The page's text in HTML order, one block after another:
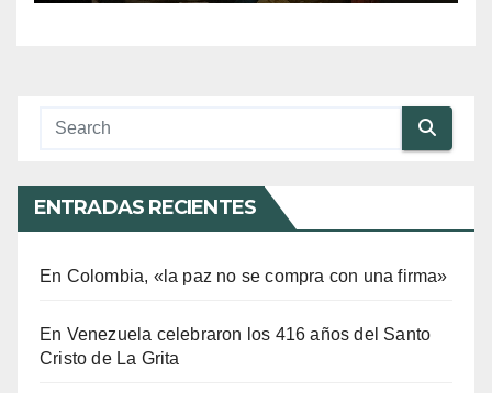
ENTRADAS RECIENTES
En Colombia, «la paz no se compra con una firma»
En Venezuela celebraron los 416 años del Santo
Cristo de La Grita